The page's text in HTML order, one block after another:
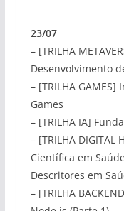
23/07
– [TRILHA
Desenvolvimento
– [TRILHA
Games
– [TRILHA IA]
– [TRILHA DIGITAL
Científica em
Descritores em
– [TRILHA